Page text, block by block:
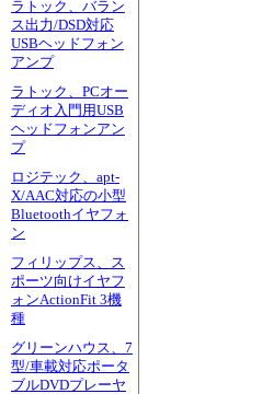
ラトック、バラン
ス出力/DSD対応
USBヘッドフォン
アンプ
ラトック、PCオー
ディオ入門用USB
ヘッドフォンアン
プ
ロジテック、apt-
X/AAC対応の小型
Bluetoothイヤフォ
ン
フィリップス、ス
ポーツ向けイヤフ
ォンActionFit 3機
種
グリーンハウス、7
型/車載対応ポータ
ブルDVDプレーヤ